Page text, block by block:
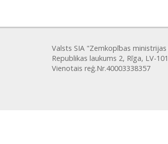
Valsts SIA "Zemkopības
Republikas laukums 2, Rīga, LV-
Vienotais reģ.Nr.40003338357